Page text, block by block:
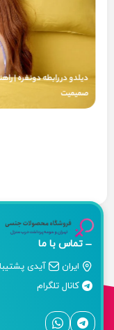
دیلدو در رابطه دونفره |
صمیمیت
تماس با ما
ایران
آیدی
کانال تلگرام